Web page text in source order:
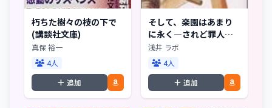
朽ちた樹々の枝の下で
(講談社文庫)
真保 裕一
4人
追加
そして、楽園はあまり
に永く―されど罪人は
竜と踊る〈5〉 (角川ス
ニーカー文庫)
浅井 ラボ
4人
追加